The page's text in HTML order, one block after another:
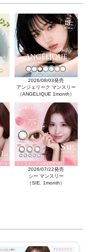
2026/08/03発売
アンジェリーク マンスリー
（ANGELIQUE 1month）
2026/07/22発売
シー マンスリー
（SIE. 1month）